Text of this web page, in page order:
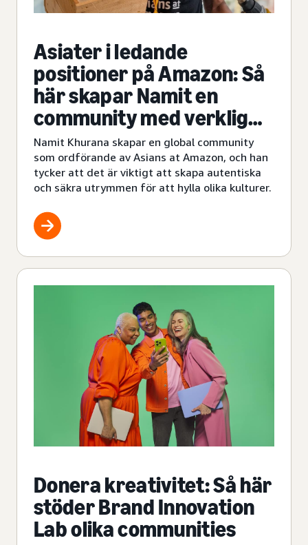
Asiater i ledande
positioner på Amazon: Så
här skapar Namit en
community med verklig
inverkan
Namit Khurana skapar en global community
som ordförande av Asians at Amazon, och han
tycker att det är viktigt att skapa autentiska
och säkra utrymmen för att hylla olika kulturer.
Donera kreativitet: Så här
stöder Brand Innovation
Lab olika communities